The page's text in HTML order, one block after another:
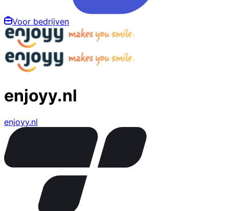
Voor bedrijven
enjoyy.nl
enjoyy.nl